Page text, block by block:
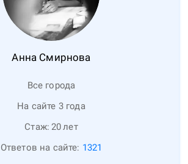
Анна Смирнова
Все города
На сайте 3 года
Стаж: 20лет
Ответов на сайте: 1321